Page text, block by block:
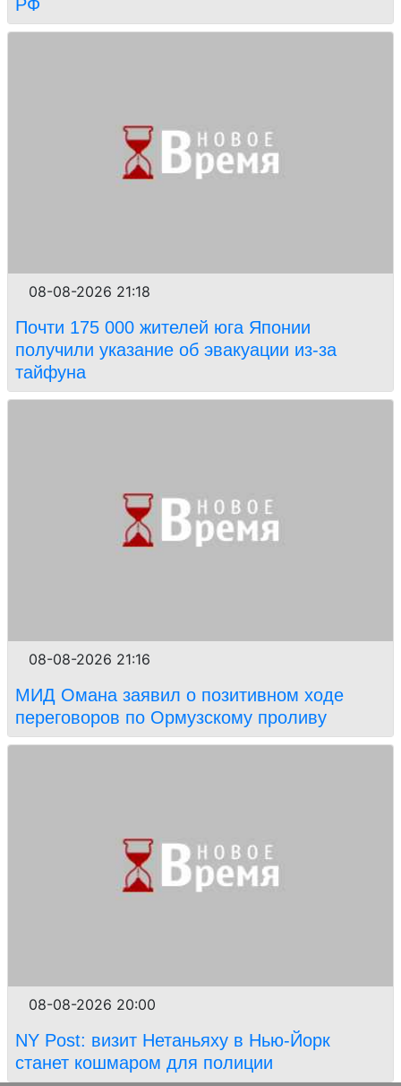
РФ
08-08-2026 21:18
Почти 175 000 жителей юга Японии
получили указание об эвакуации из-за
тайфуна
08-08-2026 21:16
МИД Омана заявил о позитивном ходе
переговоров по Ормузскому проливу
08-08-2026 20:00
NY Post: визит Нетаньяху в Нью-Йорк
станет кошмаром для полиции